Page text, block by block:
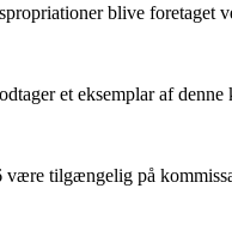
blive foretaget
et eksemplar af
tilgængelig på